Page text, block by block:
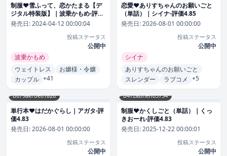
制服❤雪ふって、恋かたまる【デ
ジタル特装版】｜波乗かもめ-評価
4.82
発売日:2024-04-12 00:00:04
投稿ステータス
公開中
波乗かもめ
ウェイトレス
お嬢様・令嬢
カップル +41
恋愛❤ありすちゃんのお願いごと
（単話）｜シイナ-評価4.85
発売日:2026-08-01 00:00:00
投稿ステータス
公開中
シイナ
ありすちゃんのお願いごと
スレンダー
ラブコメ +5
b079akroe01826
単行本❤はだかぐらし｜アガタ-評
価4.83
発売日:2026-08-01 00:00:00
投稿ステータス
公開中
b472abnen03734
制服❤かくしごと（単話）｜くっ
きおーれ-評価4.83
発売日:2025-12-22 00:00:01
投稿ステータス
公開中